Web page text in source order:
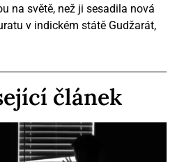
na světě, než ji sesadila nová
v indickém státě Gudžarát,
článek